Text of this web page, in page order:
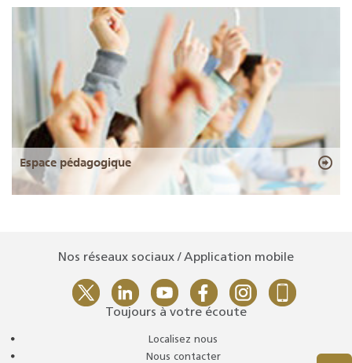
Espace pédagogique
Nos réseaux sociaux / Application mobile
Toujours à votre écoute
Localisez nous
Nous contacter